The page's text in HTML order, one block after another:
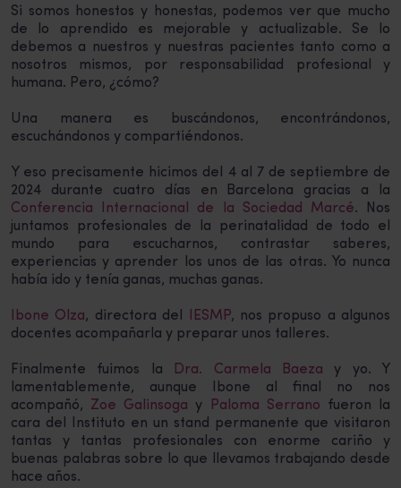
Si somos honestos y honestas, podemos ver que mucho
de lo aprendido es mejorable y actualizable. Se lo
debemos a nuestros y nuestras pacientes tanto como a
nosotros mismos, por responsabilidad profesional y
humana. Pero, ¿cómo?
Una manera es buscándonos, encontrándonos,
escuchándonos y compartiéndonos.
Y eso precisamente hicimos del 4 al 7 de septiembre de
2024 durante cuatro días en Barcelona gracias a la
Conferencia Internacional de la Sociedad Marcé. Nos
juntamos profesionales de la perinatalidad de todo el
mundo para escucharnos, contrastar saberes,
experiencias y aprender los unos de las otras. Yo nunca
había ido y tenía ganas, muchas ganas.
Ibone Olza, directora del IESMP, nos propuso a algunos
docentes acompañarla y preparar unos talleres.
Finalmente fuimos la Dra. Carmela Baeza y yo. Y
lamentablemente, aunque Ibone al final no nos
acompañó, Zoe Galinsoga y Paloma Serrano fueron la
cara del Instituto en un stand permanente que visitaron
tantas y tantas profesionales con enorme cariño y
buenas palabras sobre lo que llevamos trabajando desde
hace años.